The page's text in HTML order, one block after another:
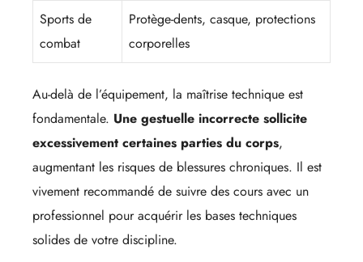
Sports de
combat
Protège-dents, casque, protections
corporelles
Au-delà de l’équipement, la maîtrise technique est
fondamentale. Une gestuelle incorrecte sollicite
excessivement certaines parties du corps,
augmentant les risques de blessures chroniques. Il est
vivement recommandé de suivre des cours avec un
professionnel pour acquérir les bases techniques
solides de votre discipline.